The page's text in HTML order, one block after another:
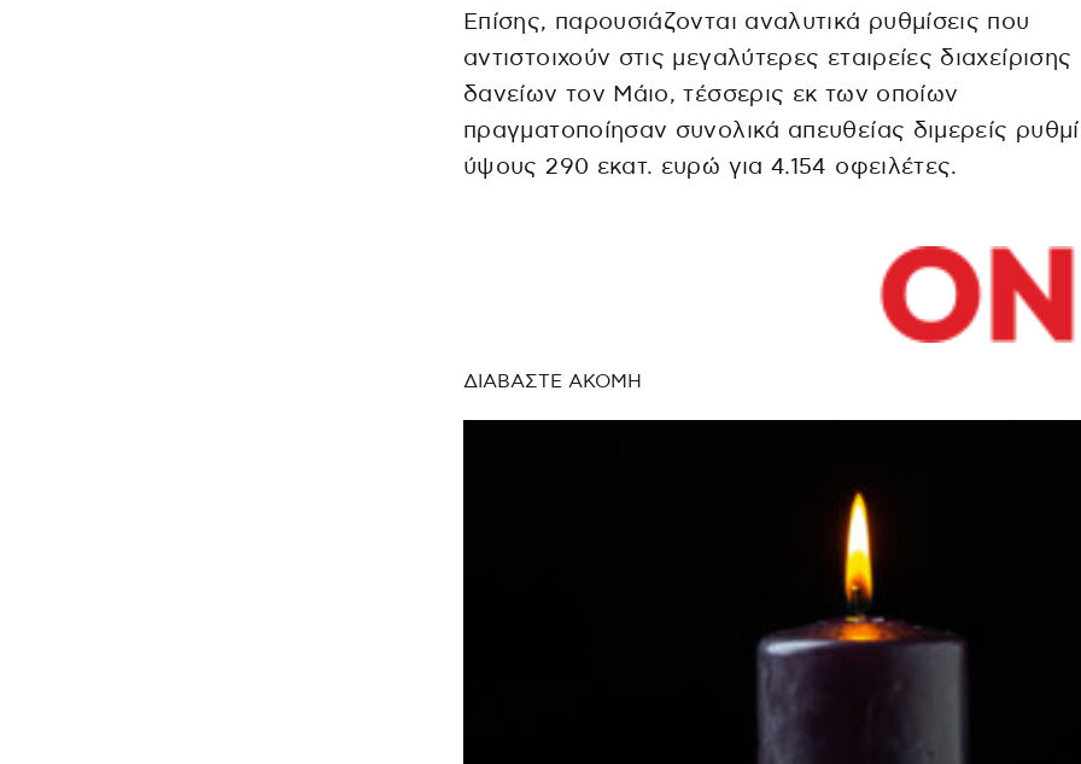
Επίσης, παρουσιάζονται αναλυτικά ρυθμίσεις που
αντιστοιχούν στις μεγαλύτερες εταιρείες διαχείρισης
δανείων τον Μάιο, τέσσερις εκ των οποίων
πραγματοποίησαν συνολικά απευθείας διμερείς
ύψους 290 εκατ. ευρώ για 4.154 οφειλέτες.
ΔΙΑΒΑΣΤΕ ΑΚΟΜΗ